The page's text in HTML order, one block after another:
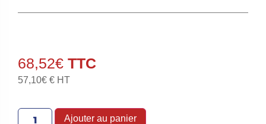
68,52€
57,10€ € HT
Ajouter au panier